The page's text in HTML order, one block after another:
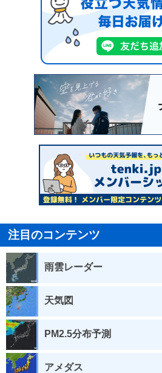
注目のコンテンツ
雨雲レーダー
天気図
PM2.5分布予測
アメダス